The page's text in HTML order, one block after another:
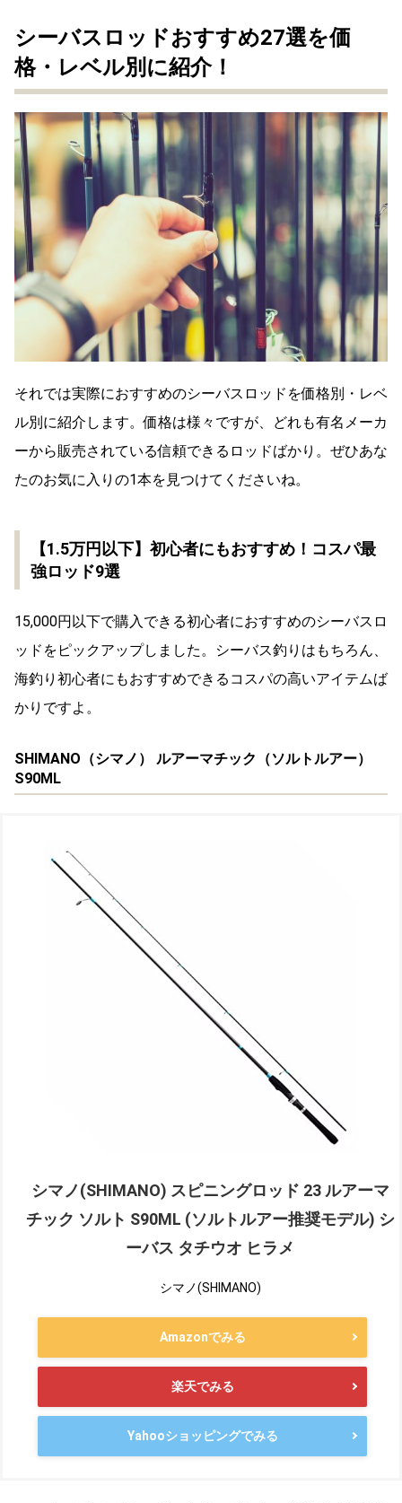
シーバスロッドおすすめ27選を価
格・レベル別に紹介！
それでは実際におすすめのシーバスロッドを価格別・レベ
ル別に紹介します。価格は様々ですが、どれも有名メーカ
ーから販売されている信頼できるロッドばかり。ぜひあな
たのお気に入りの1本を見つけてくださいね。
【1.5万円以下】初心者にもおすすめ！コスパ最
強ロッド9選
15,000円以下で購入できる初心者におすすめのシーバスロ
ッドをピックアップしました。シーバス釣りはもちろん、
海釣り初心者にもおすすめできるコスパの高いアイテムば
かりですよ。
SHIMANO（シマノ） ルアーマチック（ソルトルアー）
S90ML
シマノ(SHIMANO) スピニングロッド 23 ルアーマ
チック ソルト S90ML (ソルトルアー推奨モデル) シ
ーバス タチウオ ヒラメ
シマノ(SHIMANO)
Amazonでみる
楽天でみる
Yahooショッピングでみる